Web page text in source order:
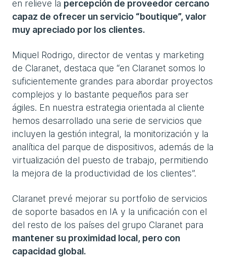
en relieve la percepción de proveedor cercano
capaz de ofrecer un servicio “boutique”, valor
muy apreciado por los clientes.
Miquel Rodrigo, director de ventas y marketing
de Claranet, destaca que “en Claranet somos lo
suficientemente grandes para abordar proyectos
complejos y lo bastante pequeños para ser
ágiles. En nuestra estrategia orientada al cliente
hemos desarrollado una serie de servicios que
incluyen la gestión integral, la monitorización y la
analítica del parque de dispositivos, además de la
virtualización del puesto de trabajo, permitiendo
la mejora de la productividad de los clientes”.
Claranet prevé mejorar su portfolio de servicios
de soporte basados en IA y la unificación con el
del resto de los países del grupo Claranet para
mantener su proximidad local, pero con
capacidad global.